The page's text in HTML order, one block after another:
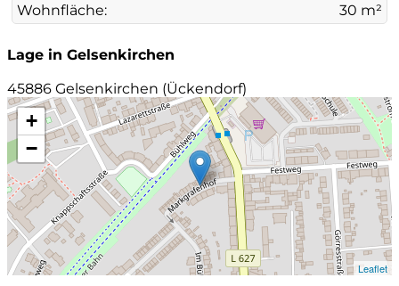
Wohnfläche: 30 m²
Lage in Gelsenkirchen
45886 Gelsenkirchen (Ückendorf)
+
−
Leaflet